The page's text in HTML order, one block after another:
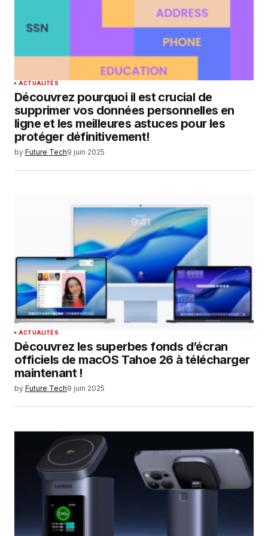
Enregistrer mon nom, mon e-mail et mon
site dans le navigateur pour mon prochain
commentaire.
ACTUALITÉS
Découvrez pourquoi il est crucial de
supprimer vos données personnelles en
ligne et les meilleures astuces pour les
protéger définitivement!
by Future Tech9 juin 2025
ACTUALITÉS
Découvrez les superbes fonds d’écran
officiels de macOS Tahoe 26 à télécharger
maintenant !
by Future Tech9 juin 2025